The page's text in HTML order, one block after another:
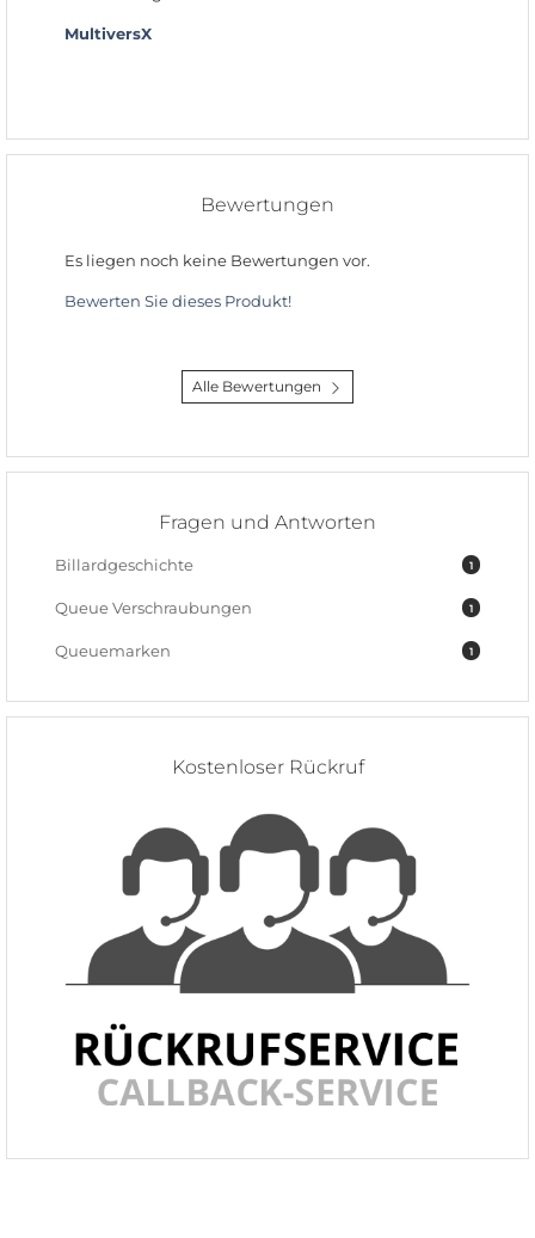
MultiversX
Bewertungen
Es liegen noch keine Bewertungen vor.
Bewerten Sie dieses Produkt!
Alle Bewertungen
Fragen und Antworten
1
Billardgeschichte
1
Queue Verschraubungen
1
Queuemarken
Kostenloser Rückruf